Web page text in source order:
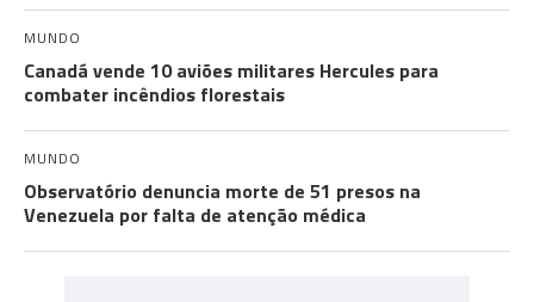
MUNDO
Canadá vende 10 aviões militares Hercules para
combater incêndios florestais
MUNDO
Observatório denuncia morte de 51 presos na
Venezuela por falta de atenção médica